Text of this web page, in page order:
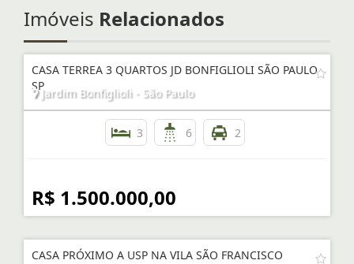
Imóveis Relacionados
CASA TERREA 3 QUARTOS JD BONFIGLIOLI SÃO PAULO
SPJardim Bonfiglioli - São Paulo
3 6 2
R$ 1.500.000,00
CASA PRÓXIMO A USP NA VILA SÃO FRANCISCO